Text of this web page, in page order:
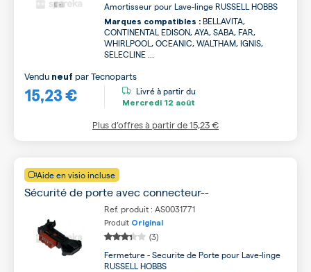
Amortisseur pour Lave-linge RUSSELL HOBBS
Marques compatibles : BELLAVITA,
CONTINENTAL EDISON, AYA, SABA, FAR,
WHIRLPOOL, OCEANIC, WALTHAM, IGNIS,
SELECLINE ...
15,23 €
Vendu neuf parTecnoparts
Livré à partir du
Mercredi 12 août
Plus d’offres à partir de15,23 €
Aide en visio incluse
Sécurité de porte avec connecteur--
Ref. produit : AS0031771
Produit Original
(3)
Fermeture - Securite de Porte pour Lave-linge
RUSSELL HOBBS